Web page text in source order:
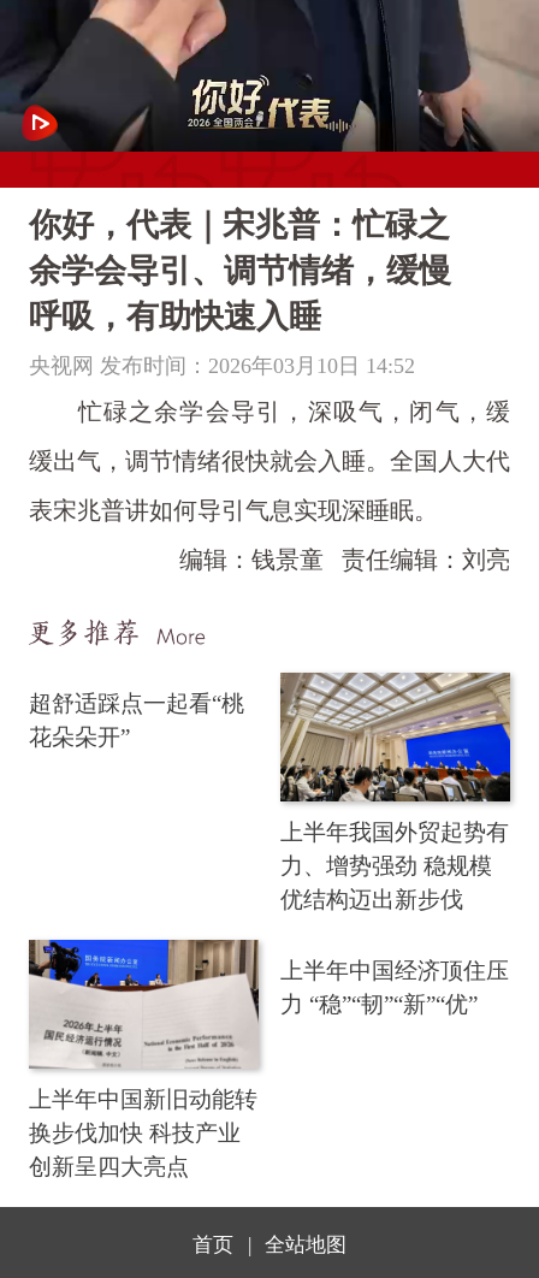
你好，代表｜宋兆普：忙碌之
余学会导引、调节情绪，缓慢
呼吸，有助快速入睡
央视网 发布时间：2026年03月10日 14:52
忙碌之余学会导引，深吸气，闭气，缓
缓出气，调节情绪很快就会入睡。全国人大代
表宋兆普讲如何导引气息实现深睡眠。
编辑：钱景童
责任编辑：刘亮
超舒适踩点一起看“桃
花朵朵开”
上半年我国外贸起势有
力、增势强劲 稳规模
优结构迈出新步伐
上半年中国新旧动能转
换步伐加快 科技产业
创新呈四大亮点
上半年中国经济顶住压
力 “稳”“韧”“新”“优”
首页 | 全站地图